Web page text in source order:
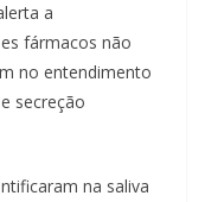
a
fármacos não
no entendimento
secreção
na saliva